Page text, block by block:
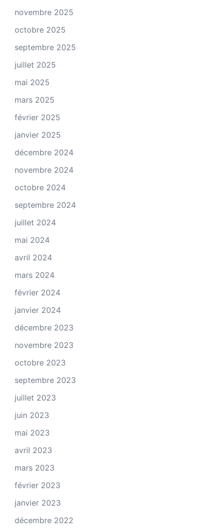
novembre 2025
octobre 2025
septembre 2025
juillet 2025
mai 2025
mars 2025
février 2025
janvier 2025
décembre 2024
novembre 2024
octobre 2024
septembre 2024
juillet 2024
mai 2024
avril 2024
mars 2024
février 2024
janvier 2024
décembre 2023
novembre 2023
octobre 2023
septembre 2023
juillet 2023
juin 2023
mai 2023
avril 2023
mars 2023
février 2023
janvier 2023
décembre 2022